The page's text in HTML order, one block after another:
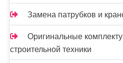
Замена патрубков и
Оригинальные
строительной техники